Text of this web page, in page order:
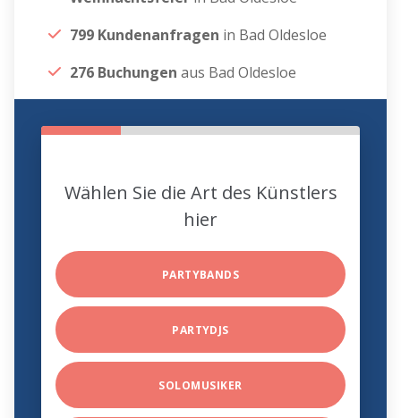
799 Kundenanfragen in Bad Oldesloe
276 Buchungen aus Bad Oldesloe
Wählen Sie die Art des Künstlers
hier
PARTYBANDS
PARTYDJS
SOLOMUSIKER